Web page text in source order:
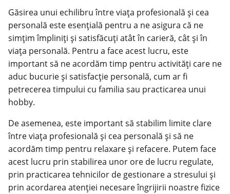
Găsirea unui echilibru între viața profesională și cea
personală este esențială pentru a ne asigura că ne
simțim împliniți și satisfăcuți atât în carieră, cât și în
viața personală. Pentru a face acest lucru, este
important să ne acordăm timp pentru activități care ne
aduc bucurie și satisfacție personală, cum ar fi
petrecerea timpului cu familia sau practicarea unui
hobby.
De asemenea, este important să stabilim limite clare
între viața profesională și cea personală și să ne
acordăm timp pentru relaxare și refacere. Putem face
acest lucru prin stabilirea unor ore de lucru regulate,
prin practicarea tehnicilor de gestionare a stresului și
prin acordarea atenției necesare îngrijirii noastre fizice